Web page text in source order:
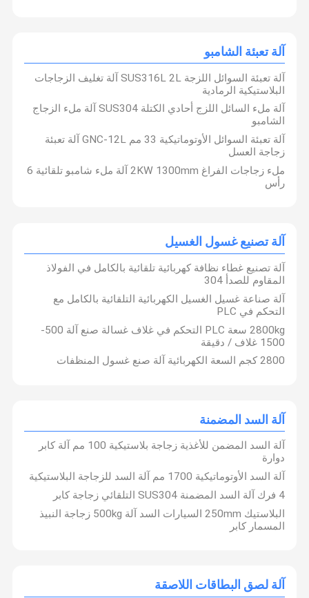
آلة تعبئة الشامبو
آلة تعبئة السوائل اللزجة SUS316L 2L آلة تغليف الزجاجات
البلاستيكية الرمادية
آلة ملء السائل اللزج أحادي الكتلة SUS304 آلة ملء الزجاج
الشامبو
آلة تعبئة السوائل الأوتوماتيكية 33 مم GNC-12L آلة تعبئة
زجاجة العسل
ملء زجاجات الفراغ 2KW 1300mm آلة ملء شامبو تلقائية 6
رأس
آلة تصنيع غسول الغسيل
آلة تصنيع غطاء نظافة كهربائية تلقائية بالكامل في الفولاذ
المقاوم للصدأ 304
آلة صناعة غسيل الغسيل الكهربائية التلقائية بالكامل مع
التحكم في PLC
2800kg سعة PLC التحكم في غلاف غسالة صنع آلة 500-
1500 غلاف / دقيقة
2800 كجم السعة الكهربائية آلة صنع غسول المنظفات
آلة السد المضمنة
آلة السد المضمن للأغذية زجاجة بلاستيكية 100 مم آلة كابر
دوارة
آلة السد الأوتوماتيكية 1700 مم آلة السد للزجاجة البلاستيكية
4 فرك آلة السد المضمنة SUS304 التلقائي زجاجة كابر
البلاستيك 250mm السيارات السد آلة 500kg زجاجة النبيذ
المسمار كابر
آلة لصق البطاقات اللاصقة